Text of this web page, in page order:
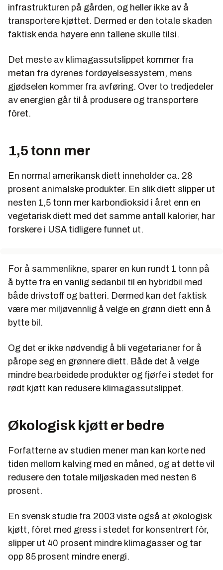
infrastrukturen på gården, og heller ikke av å
transportere kjøttet. Dermed er den totale skaden
faktisk enda høyere enn tallene skulle tilsi.
Det meste av klimagassutslippet kommer fra
metan fra dyrenes fordøyelsessystem, mens
gjødselen kommer fra avføring. Over to tredjedeler
av energien går til å produsere og transportere
fôret.
1,5 tonn mer
En normal amerikansk diett inneholder ca. 28
prosent animalske produkter. En slik diett slipper ut
nesten 1,5 tonn mer karbondioksid i året enn en
vegetarisk diett med det samme antall kalorier, har
forskere i USA tidligere funnet ut.
For å sammenlikne, sparer en kun rundt 1 tonn på
å bytte fra en vanlig sedanbil til en hybridbil med
både drivstoff og batteri. Dermed kan det faktisk
være mer miljøvennlig å velge en grønn diett enn å
bytte bil.
Og det er ikke nødvendig å bli vegetarianer for å
pårope seg en grønnere diett. Både det å velge
mindre bearbeidede produkter og fjørfe i stedet for
rødt kjøtt kan redusere klimagassutslippet.
Økologisk kjøtt er bedre
Forfatterne av studien mener man kan korte ned
tiden mellom kalving med en måned, og at dette vil
redusere den totale miljøskaden med nesten 6
prosent.
En svensk studie fra 2003 viste også at økologisk
kjøtt, fôret med gress i stedet for konsentrert fôr,
slipper ut 40 prosent mindre klimagasser og tar
opp 85 prosent mindre energi.